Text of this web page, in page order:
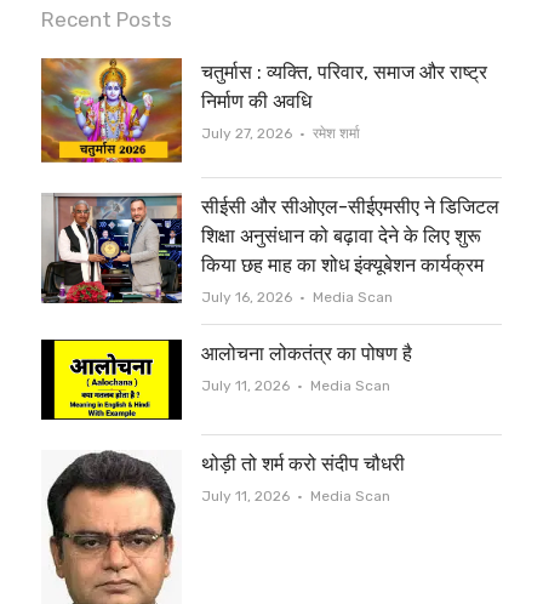
i
t
t
e
r
c
e
b
o
o
k
Recent Posts
चतुर्मास : व्यक्ति, परिवार, समाज और राष्ट्र
निर्माण की अवधि
July 27, 2026 Author
रमेश शर्मा
सीईसी और सीओएल-सीईएमसीए ने डिजिटल
शिक्षा अनुसंधान को बढ़ावा देने के लिए शुरू
किया छह माह का शोध इंक्यूबेशन कार्यक्रम
July 16, 2026 Author
Media Scan
आलोचना लोकतंत्र का पोषण है
July 11, 2026 Author
Media Scan
थोड़ी तो शर्म करो संदीप चौधरी
July 11, 2026 Author
Media Scan